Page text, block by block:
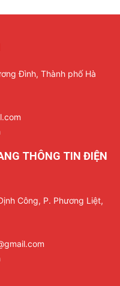
Đình, Thành phố Hà
THÔNG TIN ĐIỆN
Công, P. Phương Liệt,